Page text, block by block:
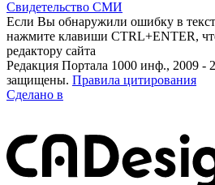
Свидетельство СМИ
Если Вы обнаружили ошибку в
нажмите клавиши CTRL+ENTER,
редактору сайта
Редакция Портала 1000 инф., 2009 -
защищены. Правила цитирования
Сделано в